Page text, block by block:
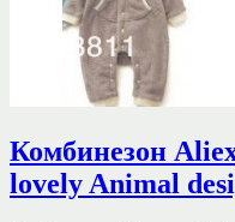
Комбинезон
lovely Animal